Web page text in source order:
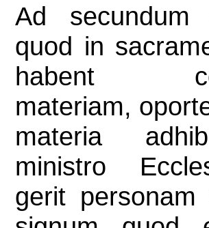
Ad secundum
quod in
habent
materiam,
materia
ministro
gerit